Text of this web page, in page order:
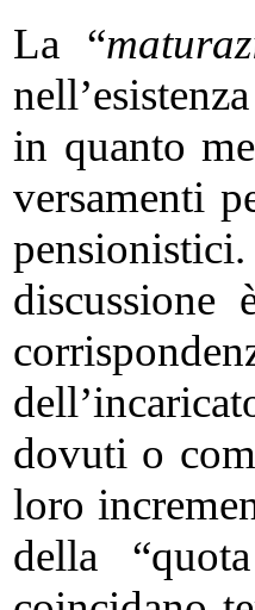
La “
in quanto
versamenti
pensionistici.
dovuti o
loro
della